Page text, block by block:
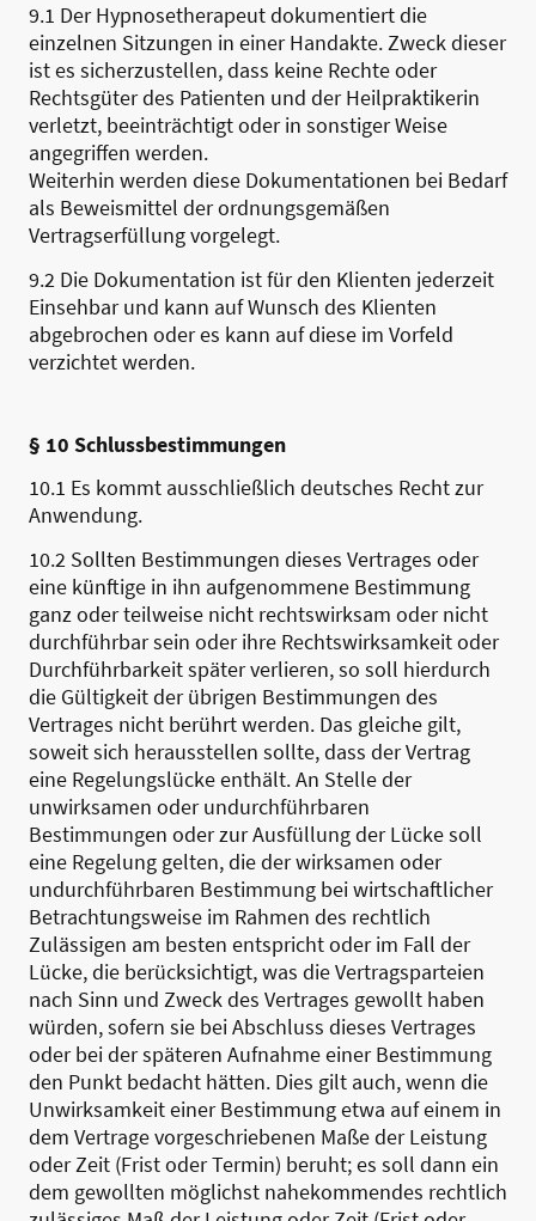
9.1 Der Hypnosetherapeut dokumentiert die
einzelnen Sitzungen in einer Handakte. Zweck dieser
ist es sicherzustellen, dass keine Rechte oder
Rechtsgüter des Patienten und der Heilpraktikerin
verletzt, beeinträchtigt oder in sonstiger Weise
angegriffen werden.
Weiterhin werden diese Dokumentationen bei Bedarf
als Beweismittel der ordnungsgemäßen
Vertragserfüllung vorgelegt.
9.2 Die Dokumentation ist für den Klienten jederzeit
Einsehbar und kann auf Wunsch des Klienten
abgebrochen oder es kann auf diese im Vorfeld
verzichtet werden.
§ 10 Schlussbestimmungen
10.1 Es kommt ausschließlich deutsches Recht zur
Anwendung.
10.2 Sollten Bestimmungen dieses Vertrages oder
eine künftige in ihn aufgenommene Bestimmung
ganz oder teilweise nicht rechtswirksam oder nicht
durchführbar sein oder ihre Rechtswirksamkeit oder
Durchführbarkeit später verlieren, so soll hierdurch
die Gültigkeit der übrigen Bestimmungen des
Vertrages nicht berührt werden. Das gleiche gilt,
soweit sich herausstellen sollte, dass der Vertrag
eine Regelungslücke enthält. An Stelle der
unwirksamen oder undurchführbaren
Bestimmungen oder zur Ausfüllung der Lücke soll
eine Regelung gelten, die der wirksamen oder
undurchführbaren Bestimmung bei wirtschaftlicher
Betrachtungsweise im Rahmen des rechtlich
Zulässigen am besten entspricht oder im Fall der
Lücke, die berücksichtigt, was die Vertragsparteien
nach Sinn und Zweck des Vertrages gewollt haben
würden, sofern sie bei Abschluss dieses Vertrages
oder bei der späteren Aufnahme einer Bestimmung
den Punkt bedacht hätten. Dies gilt auch, wenn die
Unwirksamkeit einer Bestimmung etwa auf einem in
dem Vertrage vorgeschriebenen Maße der Leistung
oder Zeit (Frist oder Termin) beruht; es soll dann ein
dem gewollten möglichst nahekommendes rechtlich